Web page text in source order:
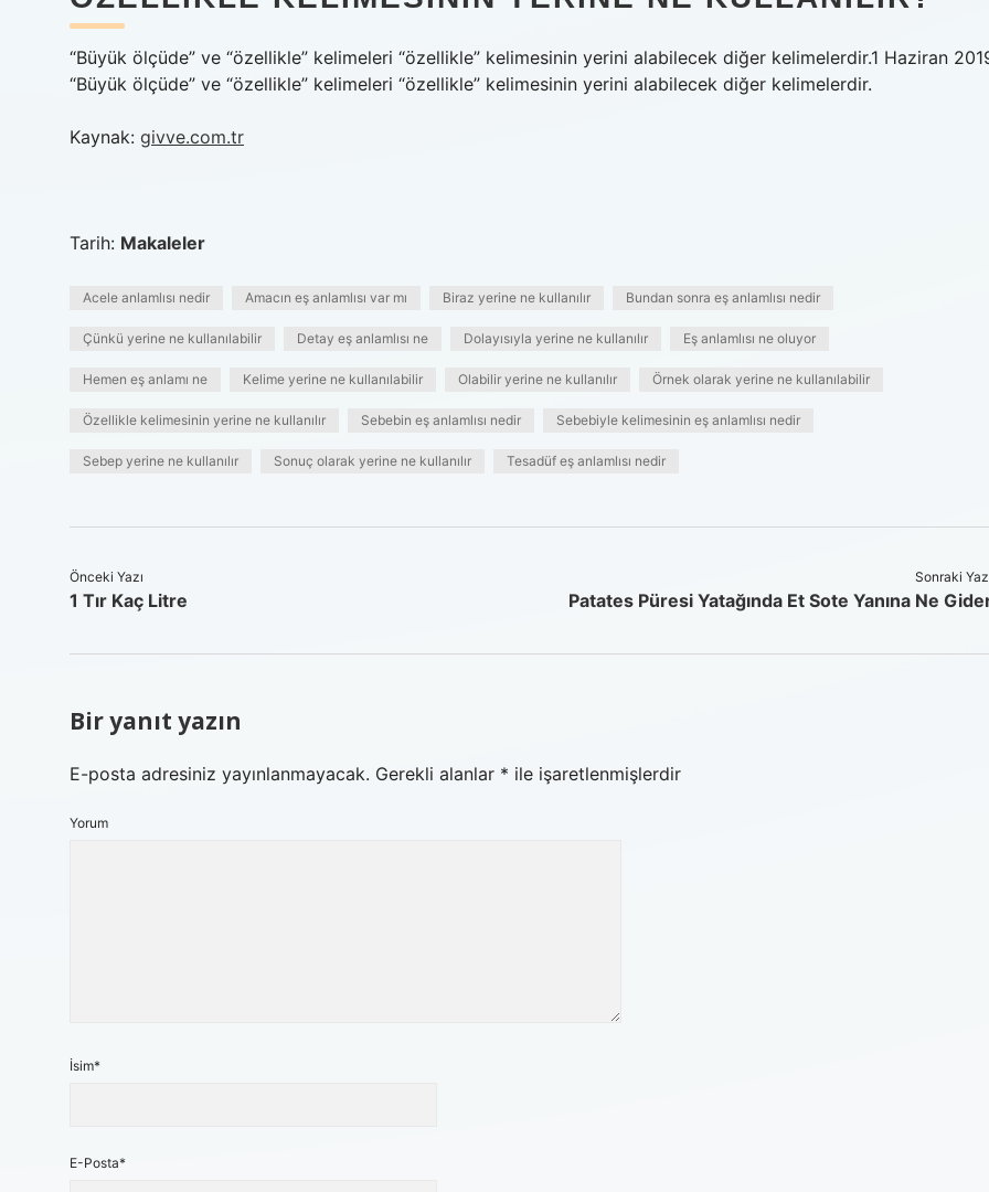
“Büyük ölçüde” ve “özellikle” kelimeleri “özellikle” kelimesinin yerini alabilecek diğer kelimelerdir.1 Haziran
“Büyük ölçüde” ve “özellikle” kelimeleri “özellikle” kelimesinin yerini alabilecek diğer kelimelerdir.
Kaynak: givve.com.tr
Tarih: Makaleler
Acele anlamlısı nedir Amacın eş anlamlısı var mı Biraz yerine ne kullanılır Bundan sonra eş anlamlısı nedir
Çünkü yerine ne kullanılabilir Detay eş anlamlısı ne Dolayısıyla yerine ne kullanılır Eş anlamlısı ne oluyor
Hemen eş anlamı ne Kelime yerine ne kullanılabilir Olabilir yerine ne kullanılır Örnek olarak yerine ne kullanılabilir
Özellikle kelimesinin yerine ne kullanılır Sebebin eş anlamlısı nedir Sebebiyle kelimesinin eş anlamlısı nedir
Sebep yerine ne kullanılır Sonuç olarak yerine ne kullanılır Tesadüf eş anlamlısı nedir
Önceki Yazı
1 Tır Kaç Litre
Sonraki
Patates Püresi Yatağında Et Sote Yanına Ne
Bir yanıt yazın
E-posta adresiniz yayınlanmayacak. Gerekli alanlar * ile işaretlenmişlerdir
Yorum
İsim*
E-Posta*